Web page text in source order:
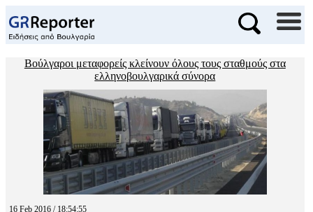
Βούλγαροι μεταφορείς κλείνουν όλους τους σταθμούς στα
ελληνοβουλγαρικά σύνορα
16 Feb 2016 / 18:54:55